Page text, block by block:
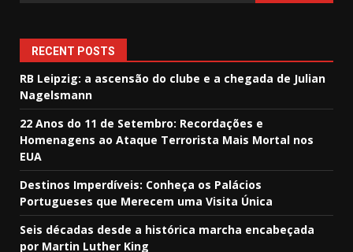
RECENT POSTS
RB Leipzig: a ascensão do clube e a chegada de Julian
Nagelsmann
22 Anos do 11 de Setembro: Recordações e
Homenagens ao Ataque Terrorista Mais Mortal nos
EUA
Destinos Imperdíveis: Conheça os Palácios
Portugueses que Merecem uma Visita Única
Seis décadas desde a histórica marcha encabeçada
por Martin Luther King